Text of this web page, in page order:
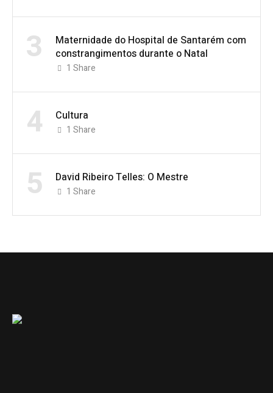
3
Maternidade do Hospital de Santarém com
constrangimentos durante o Natal
1 Share
4 Cultura
1 Share
5 David Ribeiro Telles: O Mestre
1 Share